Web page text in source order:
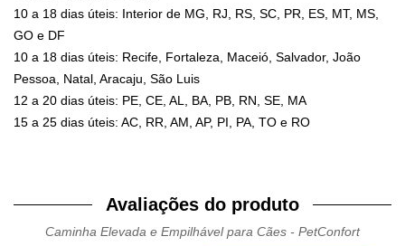
10 a 18 dias úteis: Interior de MG, RJ, RS, SC, PR, ES, MT, MS,
GO e DF
10 a 18 dias úteis: Recife, Fortaleza, Maceió, Salvador, João
Pessoa, Natal, Aracaju, São Luis
12 a 20 dias úteis: PE, CE, AL, BA, PB, RN, SE, MA
15 a 25 dias úteis: AC, RR, AM, AP, PI, PA, TO e RO
Avaliações do produto
Caminha Elevada e Empilhável para Cães - PetConfort